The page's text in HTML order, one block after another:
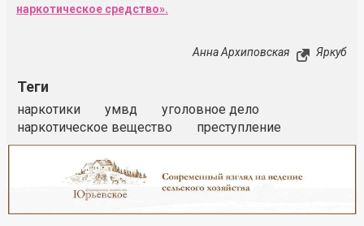
наркотическое средство».
Анна Архиповская Яркуб
Теги
наркотики умвд
уголовное дело
наркотическое вещество
преступление